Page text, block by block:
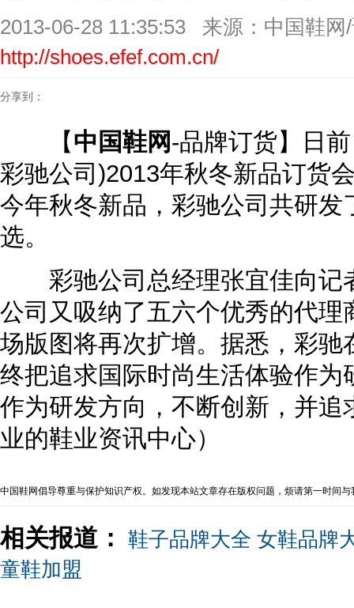
2013-06-28 11:35:53
来源：中国鞋
http://shoes.efef.com.cn/
分享到：
【中国鞋网-品牌订货】日
彩驰公司)2013年秋冬新品订货
今年秋冬新品，彩驰公司共研
选。
彩驰公司总经理张宜佳向记
公司又吸纳了五六个优秀的代
场版图将再次扩增。据悉，彩
终把追求国际时尚生活体验作
作为研发方向，不断创新，并追
业的鞋业资讯中心）
中国鞋网倡导尊重与保护知识产权。如发现本站文章存在版权问题，烦请第一时间
相关报道： 鞋子品牌大全 女鞋品牌
童鞋加盟